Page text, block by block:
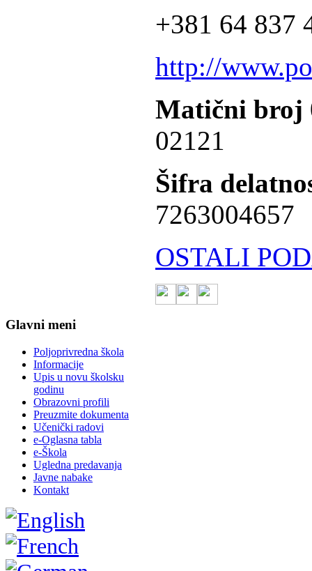
+381 64 837
http://
Matični broj
02121
Šifra
7263004657
OSTALI
Glavni meni
Poljoprivredna škola
Informacije
Upis u novu školsku
godinu
Obrazovni profili
Preuzmite dokumenta
Učenički radovi
e-Oglasna tabla
e-Škola
Ugledna predavanja
Javne nabake
Kontakt